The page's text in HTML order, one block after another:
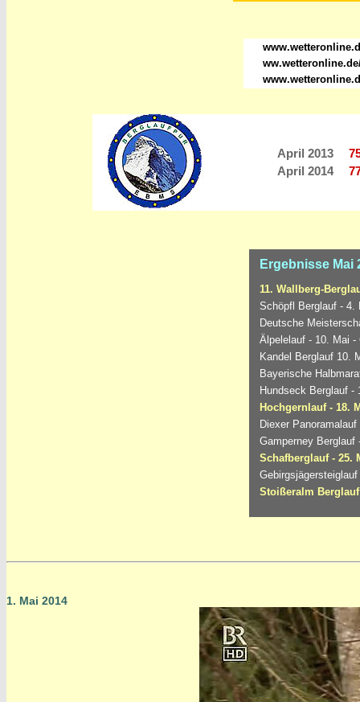
April 2013
April 2014
Ergebnisse Mai
11. Wallberg-
Schöpfl Berglauf - 4.
Deutsche
Älpelelauf - 10. Mai -
Kandel Berglauf 10.
Bayerische
Hundseck Berglauf -
Hochgernlauf - 18.
Diexer
Gamperney
Schafberglauf - 25.
Stoißeralm
1. Mai 2014